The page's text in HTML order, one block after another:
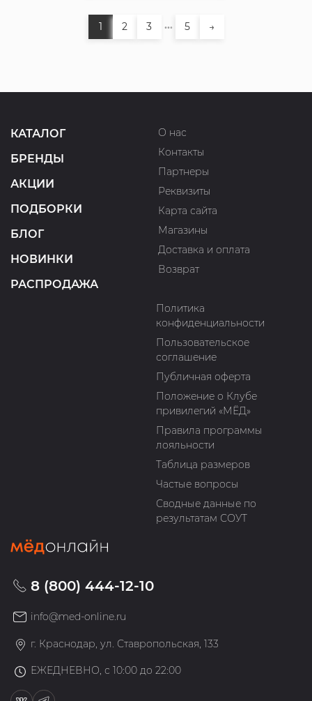
1 2 3 ... 5 →
КАТАЛОГ
БРЕНДЫ
АКЦИИ
ПОДБОРКИ
БЛОГ
НОВИНКИ
РАСПРОДАЖА
О нас
Контакты
Партнеры
Реквизиты
Карта сайта
Магазины
Доставка и оплата
Возврат
Политика
конфиденциальности
Пользовательское
соглашение
Публичная оферта
Положение о Клубе
привилегий «МЁД»
Правила программы
лояльности
Таблица размеров
Частые вопросы
Сводные данные по
результатам СОУТ
8 (800) 444-12-10
info@med-online.ru
г. Краснодар, ул. Ставропольская, 133
ЕЖЕДНЕВНО, с 10:00 до 22:00